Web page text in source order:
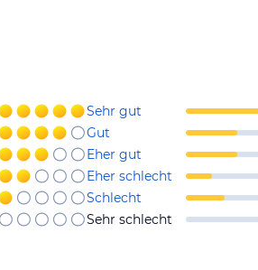
Sehr gut
Gut
Eher gut
Eher schlecht
Schlecht
Sehr schlecht